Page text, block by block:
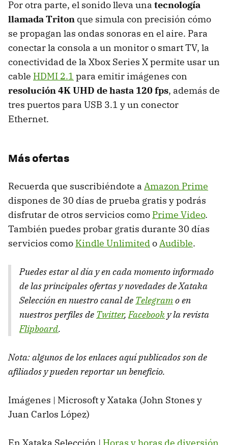
Por otra parte, el sonido lleva una tecnología
llamada Triton que simula con precisión cómo
se propagan las ondas sonoras en el aire. Para
conectar la consola a un monitor o smart TV, la
conectividad de la Xbox Series X permite usar un
cable HDMI 2.1 para emitir imágenes con
resolución 4K UHD de hasta 120 fps, además de
tres puertos para USB 3.1 y un conector
Ethernet.
Más ofertas
Recuerda que suscribiéndote a Amazon Prime
dispones de 30 días de prueba gratis y podrás
disfrutar de otros servicios como Prime Video.
También puedes probar gratis durante 30 días
servicios como Kindle UnlimitedoAudible.
Puedes estar al día y en cada momento informado
de las principales ofertas y novedades de Xataka
Selección en nuestro canal de Telegramo en
nuestros perfiles de Twitter,Facebook y la revista
Flipboard.
Nota: algunos de los enlaces aquí publicados son de
afiliados y pueden reportar un beneficio.
Imágenes | Microsoft y Xataka (John Stones y
Juan Carlos López)
En Xataka Selección | Horas y horas de diversión